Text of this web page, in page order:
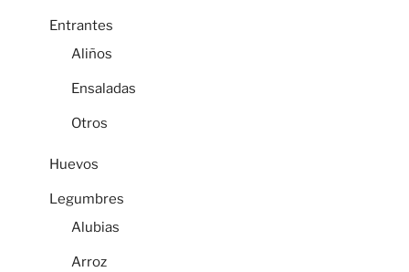
Entrantes
Aliños
Ensaladas
Otros
Huevos
Legumbres
Alubias
Arroz